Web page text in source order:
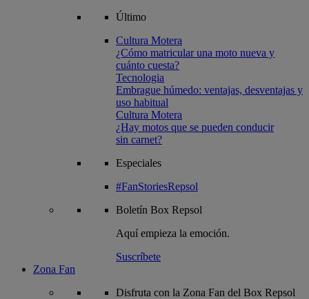
Último
Cultura Motera
¿Cómo matricular una moto nueva y
cuánto cuesta?
Tecnologia
Embrague húmedo: ventajas, desventajas y
uso habitual
Cultura Motera
¿Hay motos que se pueden conducir
sin carnet?
Especiales
#FanStoriesRepsol
Boletín Box Repsol
Aquí empieza la emoción.
Suscríbete
Zona Fan
Disfruta con la Zona Fan del Box Repsol